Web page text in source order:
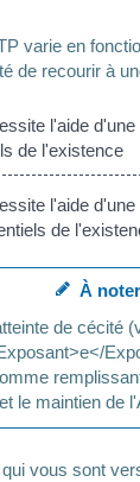
varie en
de recourir à
l'aide
de l'existence
l'aide
de
À noter
de cécité
le maintien de
vous sont